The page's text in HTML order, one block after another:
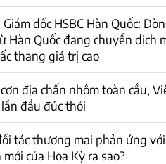
đốc HSBC Hàn Quốc:
Hàn Quốc đang chuyển dịch
thang giá trị cao
địa chấn nhôm toàn cầu,
đầu đúc thỏi
tác thương mại phản ứng
của Hoa Kỳ ra sao?